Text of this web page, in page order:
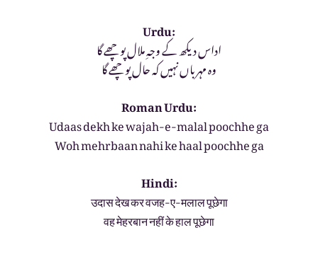
Urdu:
اداس دیکھ کے وجہِ ملال پوچھے گا
وہ مہرباں نہیں کہ حال پوچھے گا
Roman Urdu:
Udaas dekh ke wajah-e-malal poochhe ga
Woh mehrbaan nahi ke haal poochhe ga
Hindi:
उदास देख कर वजह-ए-मलाल पूछेगा
वह मेहरबान नहीं के हाल पूछेगा